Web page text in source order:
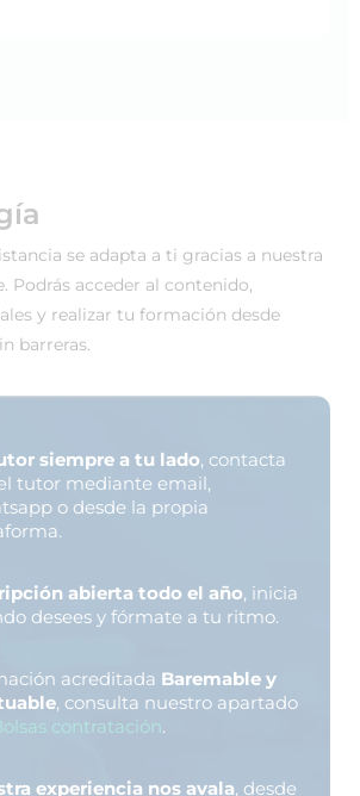
se adapta a ti gracias a nuestra
Podrás acceder al contenido,
y realizar tu formación desde
barreras.
siempre a tu lado, contacta
tutor mediante email,
o desde la propia
abierta todo el año, inicia
desees y fórmate a tu ritmo.
acreditada Baremable y
, consulta nuestro apartado
contratación.
experiencia nos avala, desde